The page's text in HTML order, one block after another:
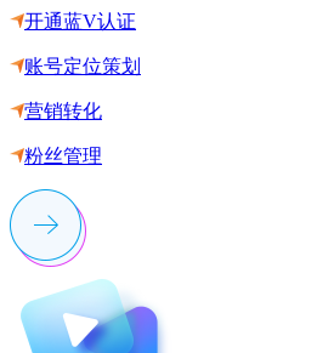
开通蓝V认证
账号定位策划
营销转化
粉丝管理